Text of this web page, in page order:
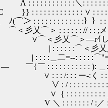
: : : : : : : : :＼: : : : : : :
: : : : : : : : : : : : ∨ : : : :
: : : : : : : : : : : : :｝｝
⌒＞ : : : : : : // : : ;メし
乂⌒＞―rｲしノ: : :
: : : :⌒＜彡乂彡ソ:
: : :＿二=-‐: : : :
￣{￣ : : : : : : : : :
: : : /: : : ー‐:
: / : : : : : : : : :
｛ : : : : : : : : :
＼ : : : : : : : / :